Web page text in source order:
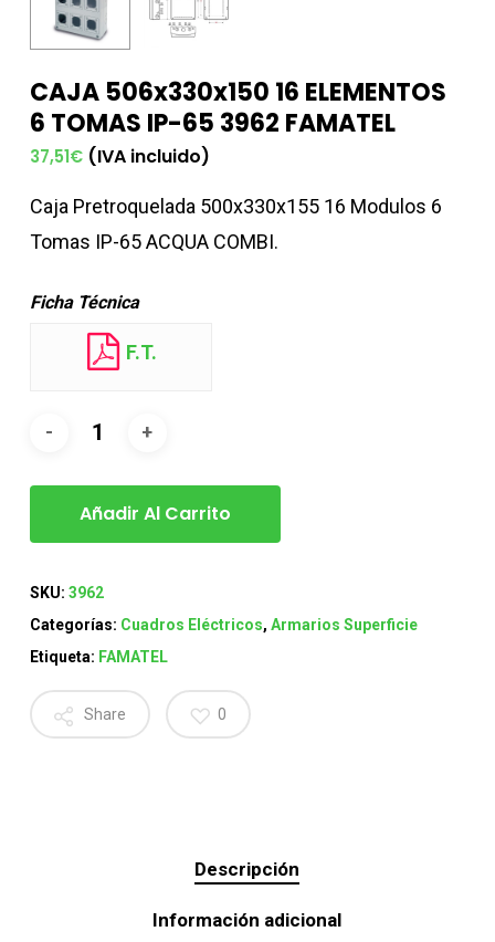
CAJA 506x330x150 16 ELEMENTOS
6 TOMAS IP-65 3962 FAMATEL
37,51€ (IVA incluido)
Caja Pretroquelada 500x330x155 16 Modulos 6
Tomas IP-65 ACQUA COMBI.
Ficha Técnica
F.T.
Añadir Al Carrito
SKU: 3962
Categorías: Cuadros Eléctricos, Armarios Superficie
Etiqueta: FAMATEL
Share 0
Descripción
Información adicional